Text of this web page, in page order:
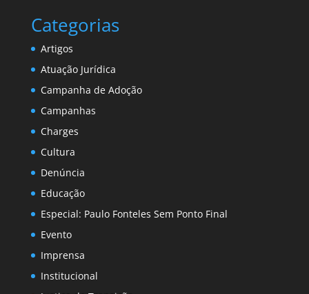
Categorias
Artigos
Atuação Jurídica
Campanha de Adoção
Campanhas
Charges
Cultura
Denúncia
Educação
Especial: Paulo Fonteles Sem Ponto Final
Evento
Imprensa
Institucional